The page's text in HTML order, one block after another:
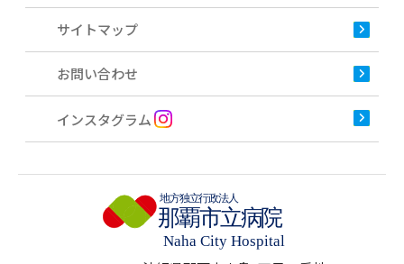
サイトマップ
お問い合わせ
インスタグラム